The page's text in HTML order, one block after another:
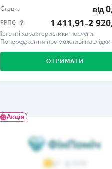
Ставка від
РРПС 1 411,91–2
Істотні характеристики послуги
Попередження про можливі наслідки
ОТРИМАТИ
Акція
4,7